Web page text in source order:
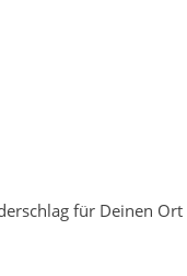
für Deinen Ort